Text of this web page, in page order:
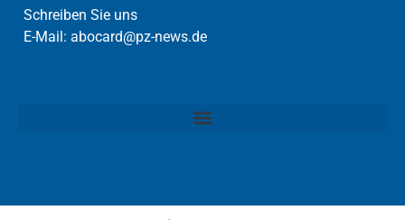
Schreiben Sie uns
E-Mail: abocard@pz-news.de